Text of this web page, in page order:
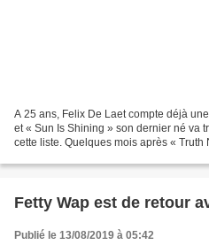
A 25 ans, Felix De Laet compte déjà
et « Sun Is Shining » son dernier né va
cette liste. Quelques mois après «
Fetty Wap est de retour
Publié le 13/08/2019 à 05:42